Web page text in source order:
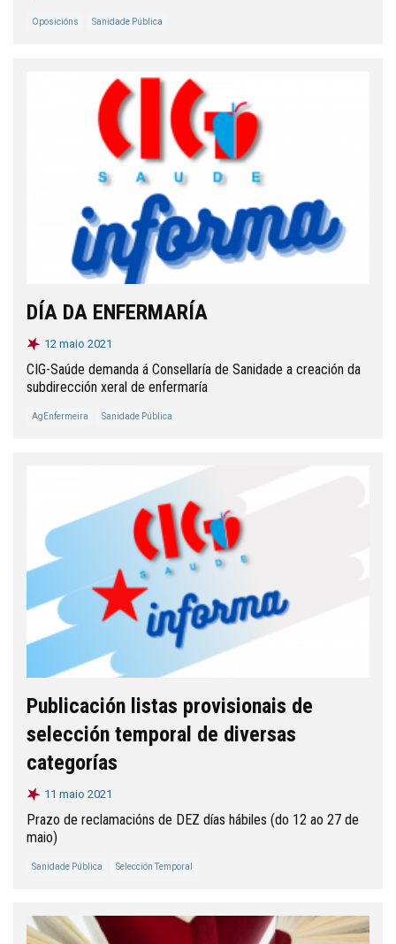
Oposicións Sanidade Pública
DÍA DA ENFERMARÍA
12 maio 2021
CIG-Saúde demanda á Consellaría de Sanidade a creación da
subdirección xeral de enfermaría
AgEnfermeira Sanidade Pública
Publicación listas provisionais de
selección temporal de diversas
categorías
11 maio 2021
Prazo de reclamacións de DEZ días hábiles (do 12 ao 27 de
maio)
Sanidade Pública Selección Temporal